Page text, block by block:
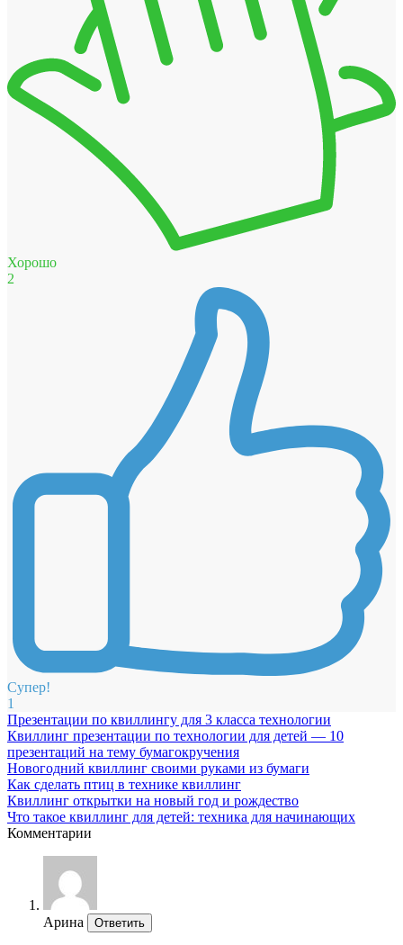
Хорошо
2
Супер!
1
Презентации по квиллингу для 3 класса технологии
Квиллинг презентации по технологии для детей — 10
презентаций на тему бумагокручения
Новогодний квиллинг своими руками из бумаги
Как сделать птиц в технике квиллинг
Квиллинг открытки на новый год и рождество
Что такое квиллинг для детей: техника для начинающих
Комментарии
Арина Ответить